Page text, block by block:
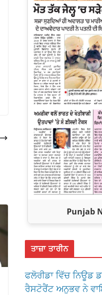
Punjab
ਤਾਜ਼ਾ ਤਾਰੀਨ
ਫਲੋਰੀਡਾ ਵਿੱਚ
ਰੈਸਟੋਰੈਂਟ ਅਨੁਭਵ ਨੇ